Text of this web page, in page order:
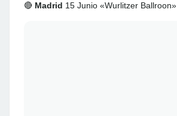
🔴 Madrid 15 Junio «Wurlitzer Ballroon»